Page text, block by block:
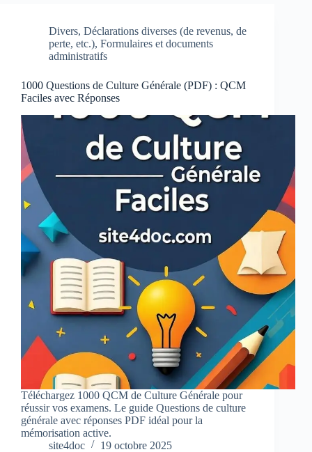
Divers, Déclarations diverses (de revenus, de
perte, etc.), Formulaires et documents
administratifs
1000 Questions de Culture Générale (PDF) : QCM
Faciles avec Réponses
Téléchargez 1000 QCM de Culture Générale pour
réussir vos examens. Le guide Questions de culture
générale avec réponses PDF idéal pour la
mémorisation active.
site4doc
19 octobre 2025